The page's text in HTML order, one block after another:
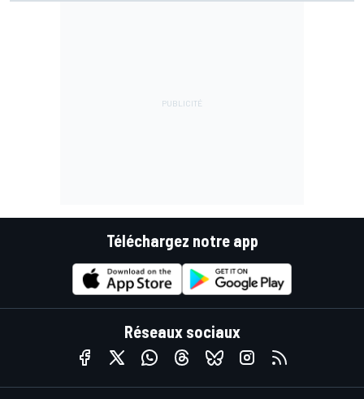
Téléchargez notre app
Réseaux sociaux